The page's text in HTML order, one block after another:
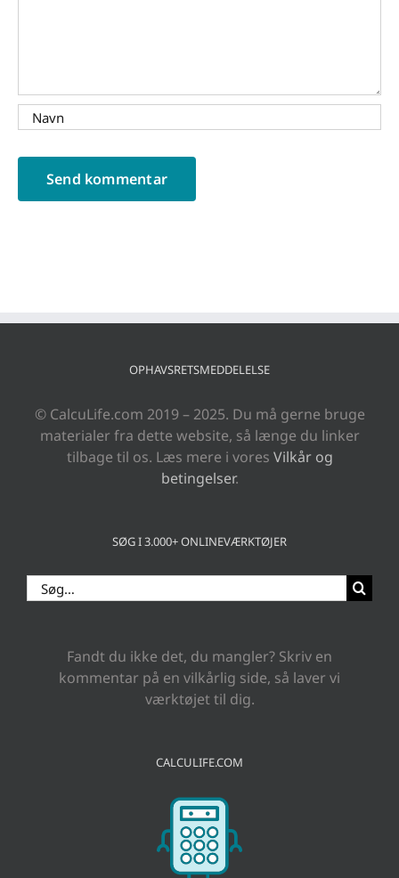
OPHAVSRETSMEDDELELSE
© CalcuLife.com 2019 – 2025. Du må gerne bruge
materialer fra dette website, så længe du linker
tilbage til os. Læs mere i vores Vilkår og
betingelser.
SØG I 3.000+ ONLINEVÆRKTØJER
Søg
efter:
Fandt du ikke det, du mangler? Skriv en
kommentar på en vilkårlig side, så laver vi
værktøjet til dig.
CALCULIFE.COM